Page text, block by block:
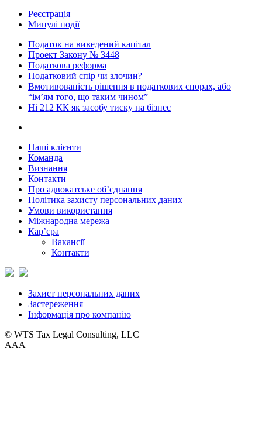
Реєстрація
Минулі події
Податок на виведений капітал
Проект Закону № 3448
Податкова реформа
Податковий спір чи злочин?
Вмотивованість рішення в податкових спорах, або
“ім’ям того, що таким чином”
Ні 212 КК як засобу тиску на бізнес
Наші клієнти
Команда
Визнання
Контакти
Про адвокатське об’єднання
Політика захисту персональних даних
Умови використання
Міжнародна мережа
Кар’єра
Вакансії
Контакти
Захист персональних даних
Застереження
Інформація про компанію
© WTS Tax Legal Consulting, LLC
AAA